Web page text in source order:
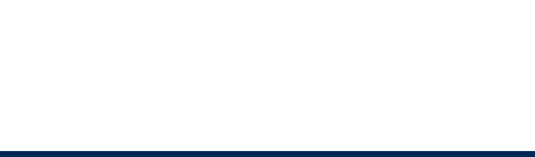
zu beschäftigen.